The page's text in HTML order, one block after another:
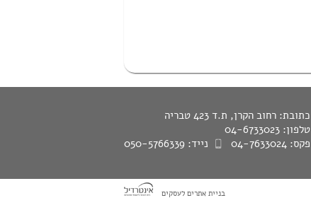
כתובת: רחוב הקרן, ת.ד 423 טבריה
טלפון: 04-6733023
פקס: 04-7633024
נייד: 050-5766339
בניית אתרים לעסקים